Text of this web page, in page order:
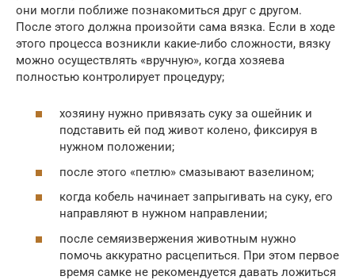
они могли поближе познакомиться друг с другом.
После этого должна произойти сама вязка. Если в ходе
этого процесса возникли какие-либо сложности, вязку
можно осуществлять «вручную», когда хозяева
полностью контролирует процедуру;
хозяину нужно привязать суку за ошейник и
подставить ей под живот колено, фиксируя в
нужном положении;
после этого «петлю» смазывают вазелином;
когда кобель начинает запрыгивать на суку, его
направляют в нужном направлении;
после семяизвержения животным нужно
помочь аккуратно расцепиться. При этом первое
время самке не рекомендуется давать ложиться